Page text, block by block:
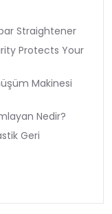
Straightener
Protects Your
Makinesi
Nedir?
Geri